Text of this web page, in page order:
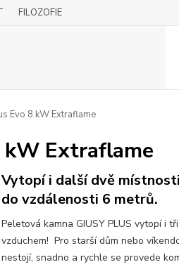
FILOZOFIE
Evo 8 kW Extraflame
kW Extraflame
Vytopí i další dvě
do vzdálenosti 6 metrů.
Peletová kamna GIUSY PLUS vytopí i
vzduchem! Pro starší dům nebo
nestojí, snadno a rychle se provede